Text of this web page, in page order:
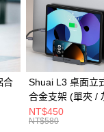
業銀行
銀行
行
行
21家銀行
銀行
銀行
合
Shuai L3 桌面立
合金支架 (單夾 /
NT$450
NT$580